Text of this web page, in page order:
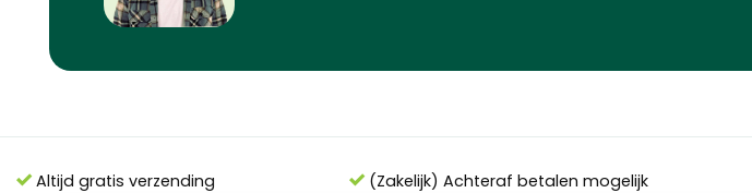
Altijd gratis verzending (Zakelijk) Achteraf betalen mogelijk